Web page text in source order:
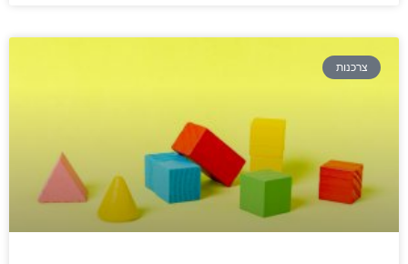
צרכנות